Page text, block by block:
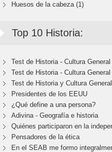
Huesos de la cabeza (1)
Top 10 Historia:
Test de Historia - Cultura General
Test de Historia - Cultura
Test de Historia y Cultura General
Presidentes de los EEUU
¿Qué define a una persona?
Adivina - Geografía e historia
Quiénes participaron en la
Pensadores de la ética
En el SEAB me formo